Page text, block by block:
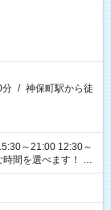
分 / 神保町駅から徒
～21:00 12:30～